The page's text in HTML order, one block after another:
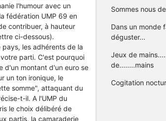
l'humour avec un
fédération UMP 69 en
contribuer, à hauteur
ci-dessous).
les adhérents de la
parti. C'est pourquoi
d'un montant d'un euro se
un ton ironique, le
somme", attaquant du
t-il. A l'UMP du
le choix délibéré de
partis, la camaraderie
Sommes nous
Dans un monde
déguster...
Jeux de
de........mains
Cogitation